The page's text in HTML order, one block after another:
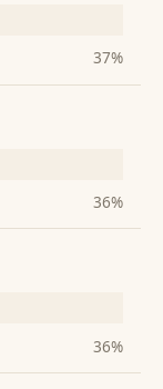
37%
36%
36%